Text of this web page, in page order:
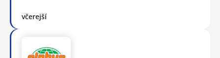
včerejší